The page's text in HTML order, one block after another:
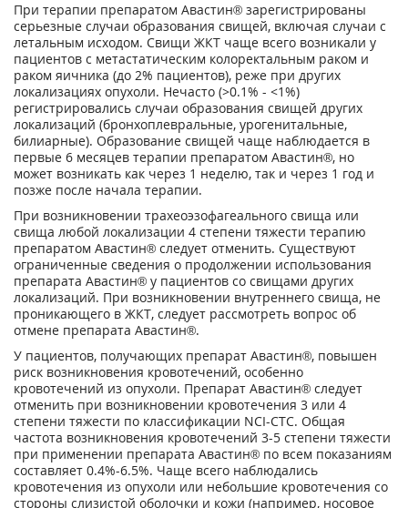
При терапии препаратом Авастин® зарегистрированы
серьезные случаи образования свищей, включая случаи с
летальным исходом. Свищи ЖКТ чаще всего возникали у
пациентов с метастатическим колоректальным раком и
раком яичника (до 2% пациентов), реже при других
локализациях опухоли. Нечасто (>0.1% - <1%)
регистрировались случаи образования свищей других
локализаций (бронхоплевральные, урогенитальные,
билиарные). Образование свищей чаще наблюдается в
первые 6 месяцев терапии препаратом Авастин®, но
может возникать как через 1 неделю, так и через 1 год и
позже после начала терапии.
При возникновении трахеоэзофагеального свища или
свища любой локализации 4 степени тяжести терапию
препаратом Авастин® следует отменить. Существуют
ограниченные сведения о продолжении использования
препарата Авастин® у пациентов со свищами других
локализаций. При возникновении внутреннего свища, не
проникающего в ЖКТ, следует рассмотреть вопрос об
отмене препарата Авастин®.
У пациентов, получающих препарат Авастин®, повышен
риск возникновения кровотечений, особенно
кровотечений из опухоли. Препарат Авастин® следует
отменить при возникновении кровотечения 3 или 4
степени тяжести по классификации NCI-СТС. Общая
частота возникновения кровотечений 3-5 степени тяжести
при применении препарата Авастин® по всем показаниям
составляет 0.4%-6.5%. Чаще всего наблюдались
кровотечения из опухоли или небольшие кровотечения со
стороны слизистой оболочки и кожи (например, носовое